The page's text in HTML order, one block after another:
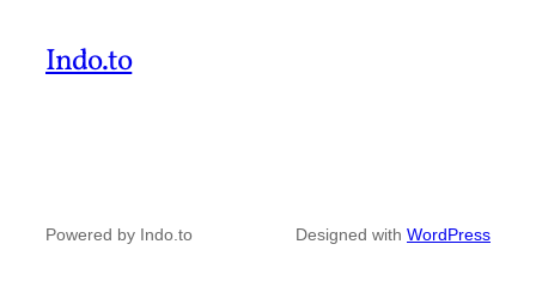
Indo.to
Powered by Indo.to Designed with WordPress